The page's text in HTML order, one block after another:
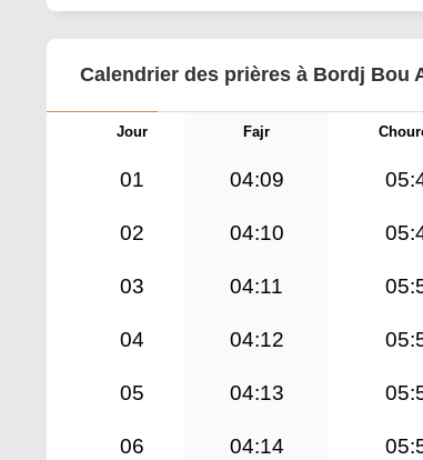
Calendrier des prières à Bordj Bou
Jour Fajr
01 04:09
02 04:10
03 04:11
04 04:12
05 04:13
06 04:14